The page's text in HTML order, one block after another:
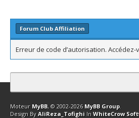
Forum Club Affiliation
Erreur de code d’autorisation.
Contact Club Affiliation Retourner en
Moteur MyBB, © 2002-2026 MyBB Group.
Design By AliReza_Tofighi In WhiteCrow